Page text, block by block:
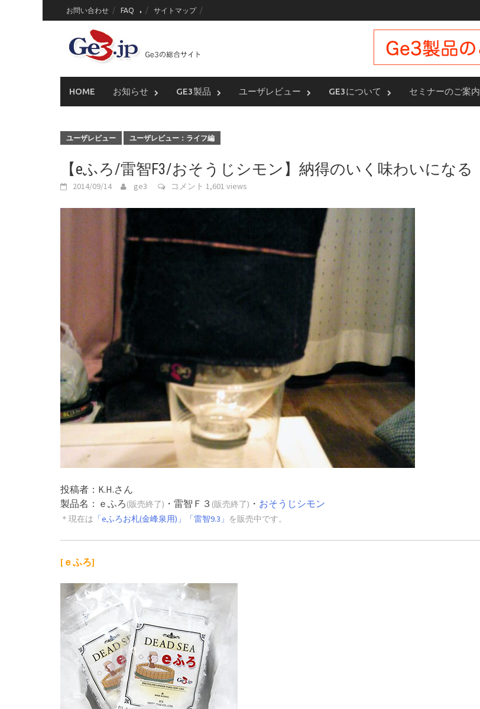
to
お問い合わせ FAQ サイトマップ
HOME お知らせ GE3製品 ユーザレビュー GE3について セミナーのご案内
ユーザレビュー ユーザレビュー：ライフ編
【eふろ/雷智F3/おそうじシモン】納得のいく味わいになる
2014/09/14 ge3 コメント 1,601 views
投稿者：K.H.さん
製品名：ｅふろ(販売終了) ・雷智Ｆ３ (販売終了) ・ おそうじシモン
＊現在は 「eふろお札(金峰泉用)」 「雷智9.3」 を販売中です。
[ｅふろ]